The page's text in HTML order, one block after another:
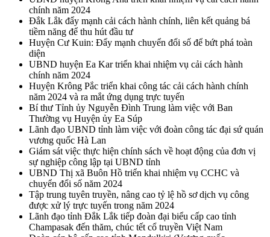
chính năm 2024
Đắk Lắk đẩy mạnh cải cách hành chính, liên kết quảng bá
tiềm năng để thu hút đầu tư
Huyện Cư Kuin: Đẩy mạnh chuyển đổi số để bứt phá toàn
diện
UBND huyện Ea Kar triển khai nhiệm vụ cải cách hành
chính năm 2024
Huyện Krông Pắc triển khai công tác cải cách hành chính
năm 2024 và ra mắt ứng dụng trực tuyến
Bí thư Tỉnh ủy Nguyễn Đình Trung làm việc với Ban
Thường vụ Huyện ủy Ea Súp
Lãnh đạo UBND tỉnh làm việc với đoàn công tác đại sứ quán
vương quốc Hà Lan
Giám sát việc thực hiện chính sách về hoạt động của đơn vị
sự nghiệp công lập tại UBND tỉnh
UBND Thị xã Buôn Hồ triển khai nhiệm vụ CCHC và
chuyển đổi số năm 2024
Tập trung tuyên truyền, nâng cao tỷ lệ hồ sơ dịch vụ công
được xử lý trực tuyến trong năm 2024
Lãnh đạo tỉnh Đắk Lắk tiếp đoàn đại biểu cấp cao tỉnh
Champasak đến thăm, chúc tết cổ truyền Việt Nam